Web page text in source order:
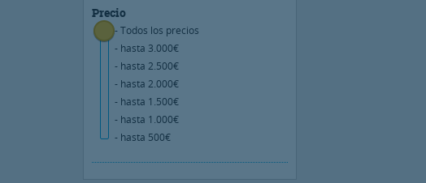
Precio
- Todos los precios
- hasta 3.000€
- hasta 2.500€
- hasta 2.000€
- hasta 1.500€
- hasta 1.000€
- hasta 500€